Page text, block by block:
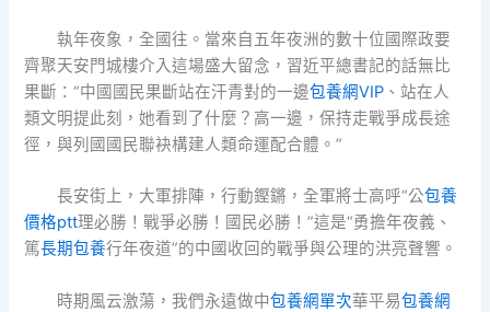
執年夜象，全國往。當來自五年夜洲的數十位國際政要
齊聚天安門城樓介入這場盛大留念，習近平總書記的話無比
果斷：“中國國民果斷站在汗青對的一邊包養網VIP 、站在人
類文明提此刻，她看到了什麼？高一邊，保持走戰爭成長途
徑，與列國國民聯袂構建人類命運配合體。”
長安街上，大軍排陣，行動鏗鏘，全軍將士高呼“公包養
價格ptt理必勝！戰爭必勝！國民必勝！”這是“勇擔年夜義、
篤長期包養行年夜道”的中國收回的戰爭與公理的洪亮聲響。
時期風云激蕩，我們永遠做中包養網單次華平易包養網